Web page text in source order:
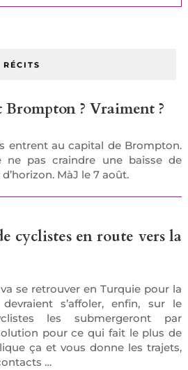
Brompton ? Vraiment ?
entrent au capital de Brompton.
pas craindre une baisse de
MàJ le 7 août.
cyclistes en route vers la
se retrouver en Turquie pour la
s’affoler, enfin, sur le
les submergeront par
pour ce qui fait le plus de
ça et vous donne les trajets,
…